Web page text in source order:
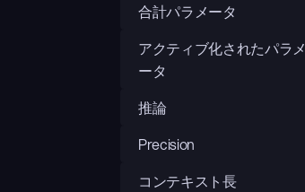
合計パラメータ
アクティブ化されたパラメ
ータ
推論
Precision
コンテキスト長